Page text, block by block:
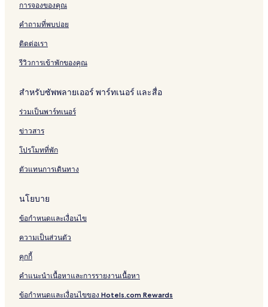
(
F
r
e
S
t
l
e
)
o
r
t
n
a
b
h
m
G
o
l
f
e
r
&
S
p
a
r
n
a
b
u
A
r
p
o
r
e
l
-
F
e
u
a
r
n
a
h
m
i
A
i
r
o
t
S
h
u
s
e
h
u
m
i
i
o
t
H
o
t
l
การจองของคุณ
คำถามที่พบบ่อย
ติดต่อเรา
รีวิวการเข้าพักของคุณ
สำหรับซัพพลายเออร์ พาร์ทเนอร์ และสื่อ
ร่วมเป็นพาร์ทเนอร์
ข่าวสาร
โปรโมทที่พัก
ตัวแทนการเดินทาง
นโยบาย
ข้อกำหนดและเงื่อนไข
ความเป็นส่วนตัว
คุกกี้
คำแนะนำเนื้อหาและการรายงานเนื้อหา
ข้อกำหนดและเงื่อนไขของ Hotels.com Rewards